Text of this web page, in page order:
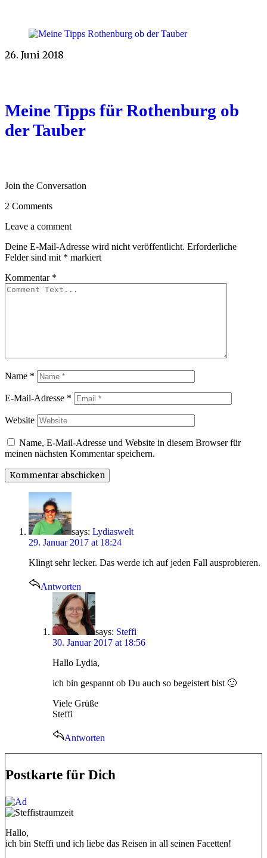
26. Juni 2018
Meine Tipps für Rothenburg ob
der Tauber
Join the Conversation
2 Comments
Leave a comment
Deine E-Mail-Adresse wird nicht veröffentlicht. Erforderliche
Felder sind mit * markiert
Kommentar *
Name *
E-Mail-Adresse *
Website
Name, E-Mail-Adresse und Website in diesem Browser für
meinen nächsten Kommentar speichern.
says: Lydiaswelt
29. Januar 2017 at 18:24
Klingt sehr lecker. Das werde ich auf jeden Fall ausprobieren.
Antworten
says: Steffi
30. Januar 2017 at 18:56
Hallo Lydia,
ich bin gespannt ob Du auch so begeistert bist 🙂
Viele Grüße
Steffi
Antworten
Postkarte für Dich
Hallo,
ich bin Steffi und ich liebe das Reisen in all seinen Facetten!